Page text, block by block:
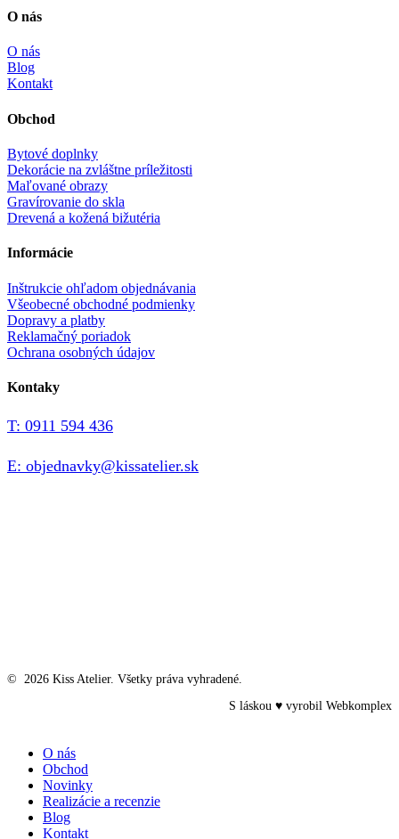
O nás
O nás
Blog
Kontakt
Obchod
Bytové doplnky
Dekorácie na zvláštne príležitosti
Maľované obrazy
Gravírovanie do skla
Drevená a kožená bižutéria
Informácie
Inštrukcie ohľadom objednávania
Všeobecné obchodné podmienky
Dopravy a platby
Reklamačný poriadok
Ochrana osobných údajov
Kontaky
T: 0911 594 436
E: objednavky@kissatelier.sk
© 2026 Kiss Atelier. Všetky práva vyhradené.
S láskou ♥ vyrobil Webkomplex
Close
Menu
O nás
Obchod
Novinky
Realizácie a recenzie
Blog
Kontakt